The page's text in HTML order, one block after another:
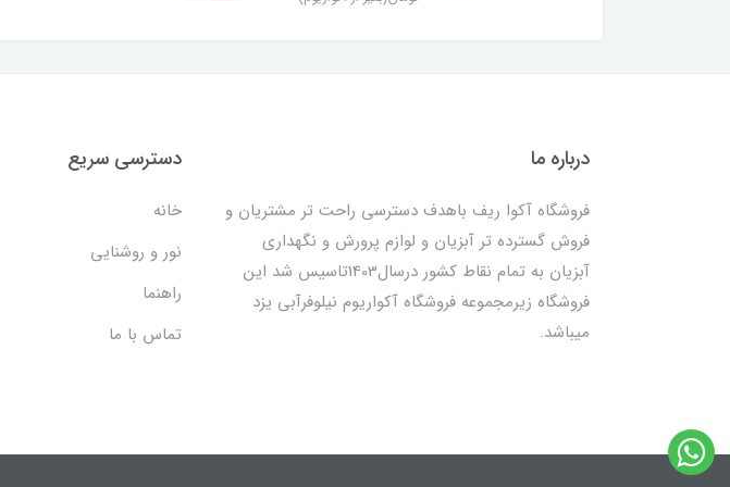
درباره ما
فروشگاه آکوا ریف باهدف دسترسی راحت تر مشتریان و
فروش گسترده تر آبزیان و لوازم پرورش و نگهداری
آبزیان به تمام نقاط کشور درسال1403تاسیس شد این
فروشگاه زیرمجموعه فروشگاه آکواریوم نیلوفرآبی یزد
میباشد.
دسترسی سریع
خانه
نور و روشنایی
راهنما
تماس با ما